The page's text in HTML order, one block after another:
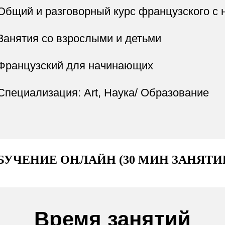
и разговорный курс французского с
со взрослыми и детьми
для начинающих
Art, Наука/ Образование
ОНЛАЙН (30 МИН
Время занятий